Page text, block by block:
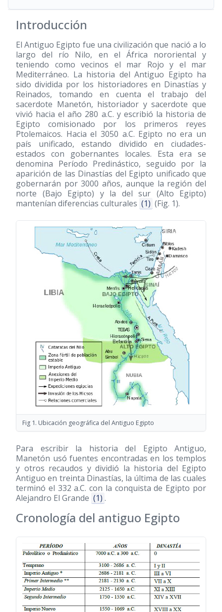
Introducción
El Antiguo Egipto fue una civilización que nació a lo
largo del río Nilo, en el África nororiental y
teniendo como vecinos el mar Rojo y el mar
Mediterráneo. La historia del Antiguo Egipto ha
sido dividida por los historiadores en Dinastías y
Reinados, tomando en cuenta el trabajo del
sacerdote Manetón, historiador y sacerdote que
vivió hacia el año 280 a.C. y escribió la historia de
Egipto comisionado por los primeros reyes
Ptolemaicos. Hacia el 3050 a.C. Egipto no era un
país unificado, estando dividido en ciudades-
estados con gobernantes locales. Esta era se
denomina Período Predinástico, seguido por la
aparición de las Dinastías del Egipto unificado que
gobernarán por 3000 años, aunque la región del
norte (Bajo Egipto) y la del sur (Alto Egipto)
mantenían diferencias culturales (1) (Fig. 1).
Fig 1. Ubicación geográfica del Antiguo Egipto
Para escribir la historia del Egipto Antiguo,
Manetón usó fuentes encontradas en los templos
y otros recaudos y dividió la historia del Egipto
Antiguo en treinta Dinastías, la última de las cuales
terminó el 332 a.C. con la conquista de Egipto por
Alejandro El Grande (1) .
Cronología del antiguo Egipto